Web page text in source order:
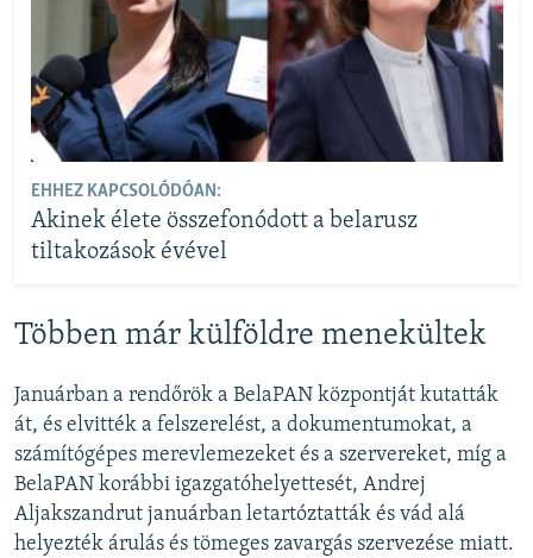
EHHEZ KAPCSOLÓDÓAN:
Akinek élete összefonódott a belarusz
tiltakozások évével
Többen már külföldre menekültek
Januárban a rendőrök a BelaPAN központját kutatták
át, és elvitték a felszerelést, a dokumentumokat, a
számítógépes merevlemezeket és a szervereket, míg a
BelaPAN korábbi igazgatóhelyettesét, Andrej
Aljakszandrut januárban letartóztatták és vád alá
helyezték árulás és tömeges zavargás szervezése miatt.